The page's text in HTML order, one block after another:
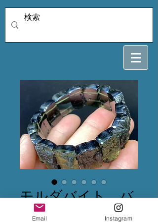
モルダバイト バ
ングル
Email Instagram